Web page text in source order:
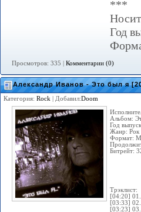
***
Год
Просмотров: 335 | Комментарии (0)
Александр Иванов - Это был я
Категория: Rock | Добавил:Doom
Альбом:
Год
Жанр: Рок
Формат:
Битрейт:
Tрэклист:
[04:20]
[03:33]
[03:23]